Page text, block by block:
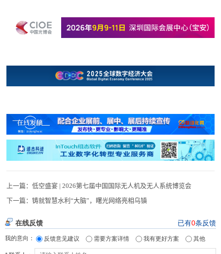
上一篇：低空盛宴 | 2026第七届中国国际无人机及无人系统博览会
下一篇：铸就智慧水利“大脑”，曙光网络亮相乌镇